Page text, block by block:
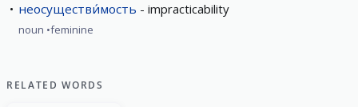
неосуществи́мость impracticability
noun feminine
RELATED WORDS